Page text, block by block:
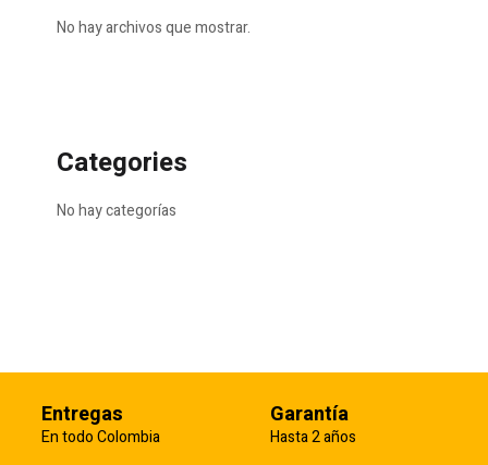
No hay archivos que mostrar.
Categories
No hay categorías
Entregas
En todo Colombia
Garantía
Hasta 2 años